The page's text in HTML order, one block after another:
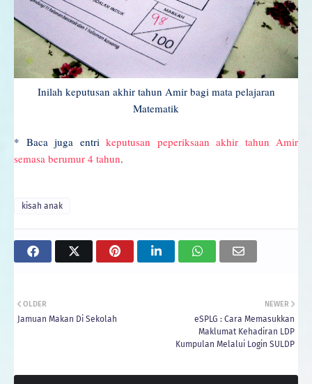
Inilah keputusan akhir tahun Amir bagi mata pelajaran
Matematik
* Baca juga entri keputusan peperiksaan akhir tahun Amir
semasa berumur 4 tahun.
kisah anak
NEWER
eSPLG : Cara Memasukkan
Maklumat Kehadiran LDP
Kumpulan Melalui Login SULDP
OLDER
Jamuan Makan Di Sekolah